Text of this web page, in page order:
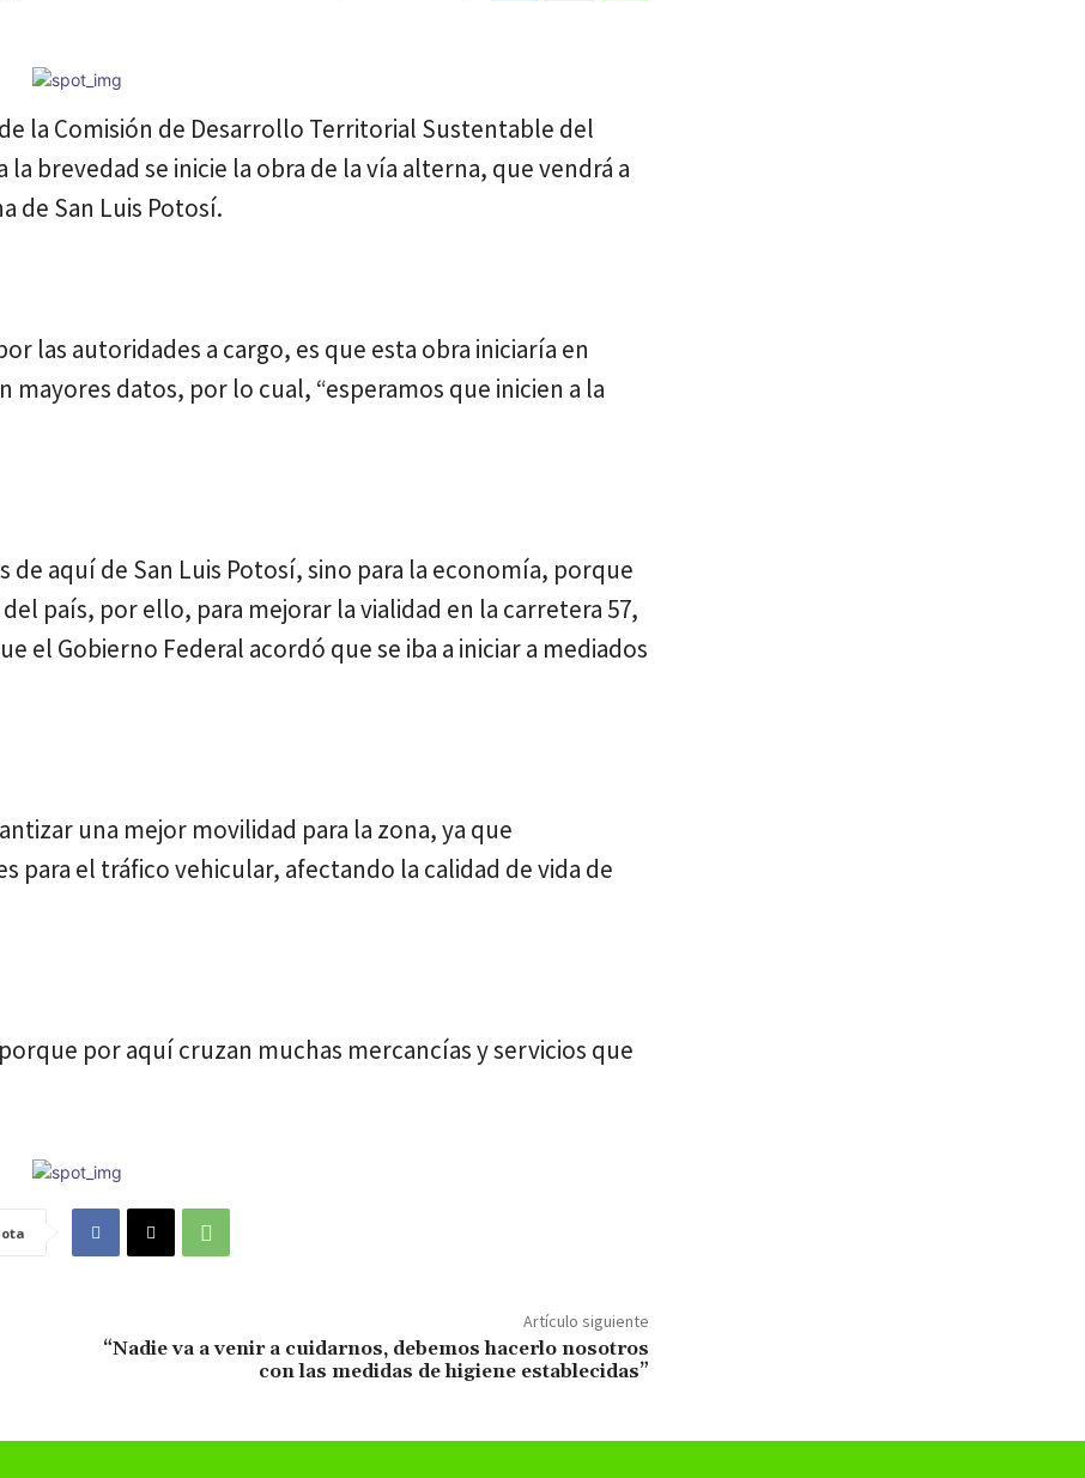
la Comisión de Desarrollo Territorial Sustentable del
brevedad se inicie la obra de la vía alterna, que vendrá a
de San Luis Potosí.
las autoridades a cargo, es que esta obra iniciaría en
mayores datos, por lo cual, “esperamos que inicien a la
aquí de San Luis Potosí, sino para la economía, porque
país, por ello, para mejorar la vialidad en la carretera 57,
el Gobierno Federal acordó que se iba a iniciar a mediados
una mejor movilidad para la zona, ya que
el tráfico vehicular, afectando la calidad de vida de
por aquí cruzan muchas mercancías y servicios que
Artículo siguiente
“Nadie va a venir a cuidarnos, debemos hacerlo nosotros
con las medidas de higiene establecidas”